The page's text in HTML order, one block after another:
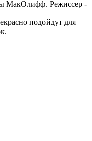
МакОлифф. Режиссер -
подойдут для